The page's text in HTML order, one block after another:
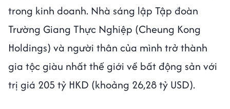
trong kinh doanh. Nhà sáng lập Tập đoàn
Trường Giang Thực Nghiệp (Cheung Kong
Holdings) và người thân của mình trở thành
gia tộc giàu nhất thế giới về bất động sản với
trị giá 205 tỷ HKD (khoảng 26,28 tỷ USD).